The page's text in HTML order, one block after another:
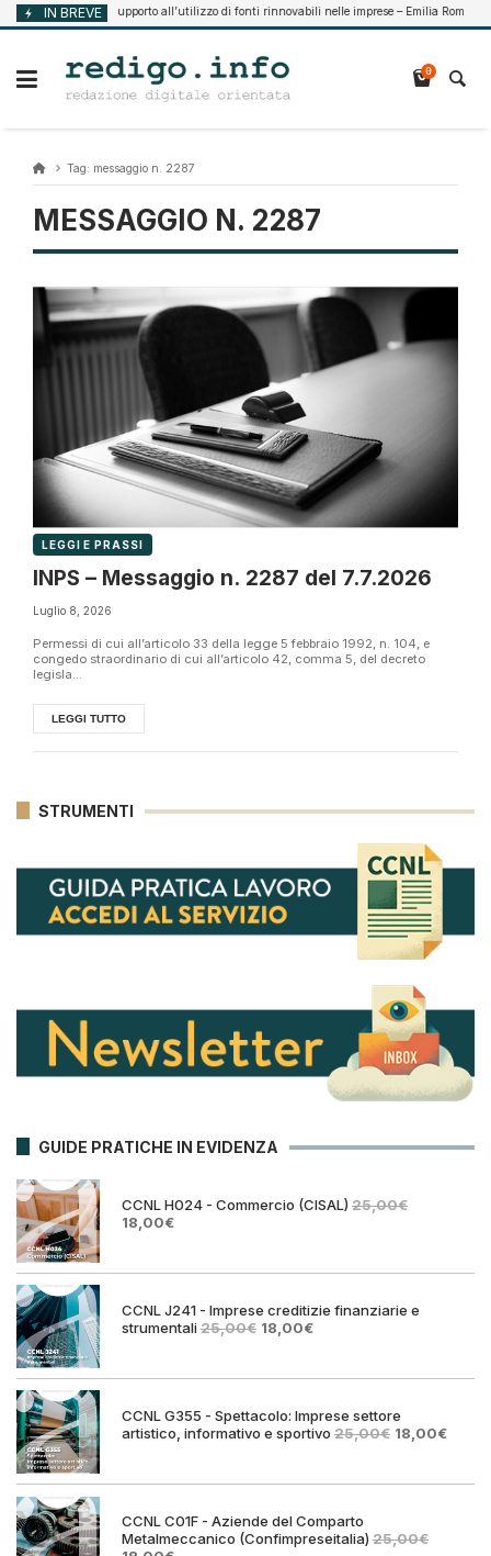
Vai
al
IN BREVE
Agosto 7, 2026 Supporto all’utilizzo di fonti rinnovabili nelle imprese – Emilia Romagna
0
Tag: messaggio n. 2287
MESSAGGIO N. 2287
LEGGI E PRASSI
INPS – Messaggio n. 2287 del 7.7.2026
Luglio 8, 2026
Permessi di cui all’articolo 33 della legge 5 febbraio 1992, n. 104, e
congedo straordinario di cui all’articolo 42, comma 5, del decreto
legisla...
LEGGI TUTTO
STRUMENTI
GUIDE PRATICHE IN EVIDENZA
CCNL H024 - Commercio (CISAL) 25,00€
Il
era:
18,00€Il
è:
CCNL J241 - Imprese creditizie finanziarie e
strumentali25,00€ Il
era:
18,00€Il
è:
CCNL G355 - Spettacolo: Imprese settore
artistico, informativo e sportivo 25,00€ Il
era:
18,00€Il
è:
CCNL C01F - Aziende del Comparto
Metalmeccanico (Confimpreseitalia) 25,00€